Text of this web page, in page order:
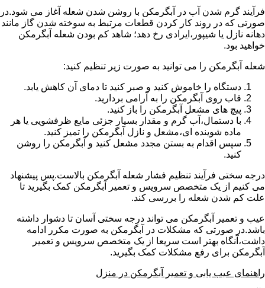
فرآیند گرم شدن آب در آبگرمکن با روشن شدن شعله آغاز می شود.در
صورتی که در روند کار کردن قطعات مرتبط به سوخته شدن گاز مانند
دهانه نازل یا شیپور،ایرادی رخ دهد؛ شاهد کم بودن شعله آبگرمکن
خواهید بود.
شعله آبگرمکن را می توانید به صورت زیر تنظیم کنید:
دستگاه را خاموش کنید و صبر کنید تا دمای آن کاهش یابد.
قاب روی آبگرمکن را به آرامی بردارید.
پیچ های مشعل آبگرمکن را باز کنید.
با دستمال،آب گرم و مقدار بسیار جزئی مایع ظرفشویی یا هر
ماده شوینده ای،مشعل و نازل آبگرمکن را تمیز کنید.
سپس اقدام به بستن مجدد مشعل کنید و آبگرمکن را روشن
کنید.
درجه سختی فرآیند تنظیم فشار شعله آبگرمکن بالاست.پس پیشنهاد
می کنیم از یک متخصص سرویس و تعمیر آبگرمکن کمک بگیرید تا
علت کم شدن شعله را بررسی کند.
عیب و تعمیر آبگرمکن می تواند درجه سختی آسان تا دشوار داشته
باشد.در صورتی که مشکلات در آبگرمکن به صورت مکرر ادامه
داشت،آنگاه بهتر است سریعا از یک متخصص سرویس و تعمیر
آبگرمکن برای رفع مشکلات کمک بگیرید.
راهنمای عیب یابی و تعمیر آبگرمکن در منزل